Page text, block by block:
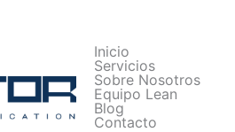
Inicio
Servicios
Sobre Nosotros
Equipo Lean
Blog
Contacto